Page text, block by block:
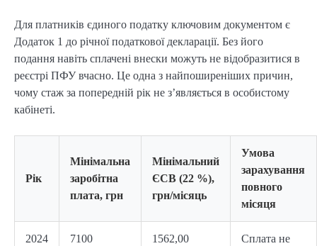
Для платників єдиного податку ключовим документом є
Додаток 1 до річної податкової декларації. Без його
подання навіть сплачені внески можуть не відобразитися в
реєстрі ПФУ вчасно. Це одна з найпоширеніших причин,
чому стаж за попередній рік не з’являється в особистому
кабінеті.
Рік
Мінімальна
заробітна
плата, грн
Мінімальний
ЄСВ (22 %),
грн/місяць
Умова
зарахування
повного
місяця
2024 7100 1562,00 Сплата не